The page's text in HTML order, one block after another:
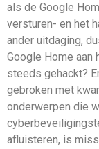
als de Google
versturen- en het
ander uitdaging,
Google Home aan
steeds gehackt?
gebroken met
onderwerpen die
afluisteren, is